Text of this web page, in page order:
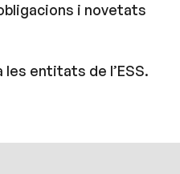
i novetats
les entitats de l’ESS.